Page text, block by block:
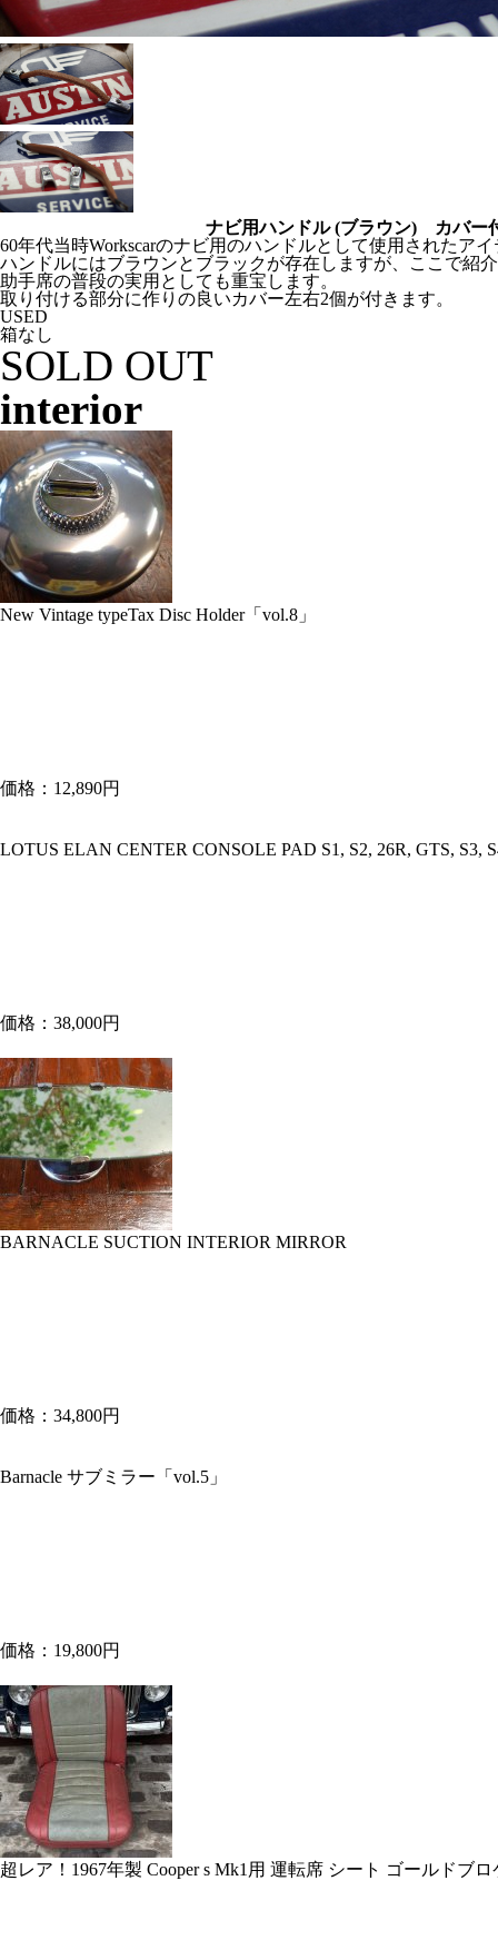
ナビ用ハンドル (ブラウン) カバー
60年代当時Workscarのナビ用のハンドルとして使用されたア
ハンドルにはブラウンとブラックが存在しますが、ここで紹
助手席の普段の実用としても重宝します。
取り付ける部分に作りの良いカバー左右2個が付きます。
USED
箱なし
SOLD OUT
interior
New Vintage typeTax Disc Holder「vol.8」
価格：12,890円
LOTUS ELAN CENTER CONSOLE PAD S1, S2, 26R, GTS, S3,
価格：38,000円
BARNACLE SUCTION INTERIOR MIRROR
価格：34,800円
Barnacle サブミラー「vol.5」
価格：19,800円
超レア！1967年製 Cooper s Mk1用 運転席 シート ゴールドブ